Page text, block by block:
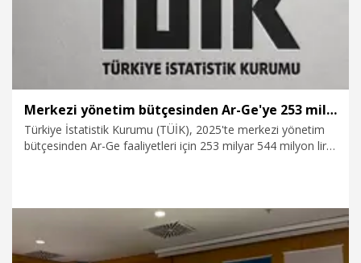
Merkezi yönetim bütçesinden Ar-Ge'ye 253 milyar 544 milyon lira harcandı
Türkiye İstatistik Kurumu (TÜİK), 2025'te merkezi yönetim
bütçesinden Ar-Ge faaliyetleri için 253 milyar 544 milyon lira